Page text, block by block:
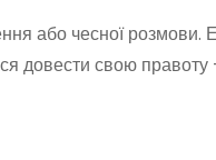
або чесної розмови.
довести свою